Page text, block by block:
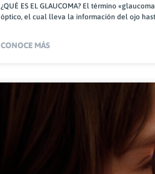
¿QUÉ ES EL GLAUCOMA? El término
óptico, el cual lleva la información del ojo
CONOCE MÁS